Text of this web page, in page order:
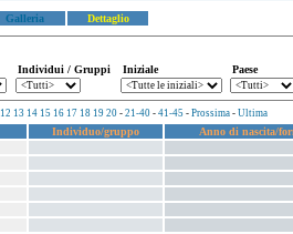
Galleria Dettaglio
Individui / Gruppi Iniziale Paese
12 13 14 15 16 17 18 19 20 - 21-40 - 41-45 - Prossima - Ultima
Individuo/gruppo Anno di nascita/